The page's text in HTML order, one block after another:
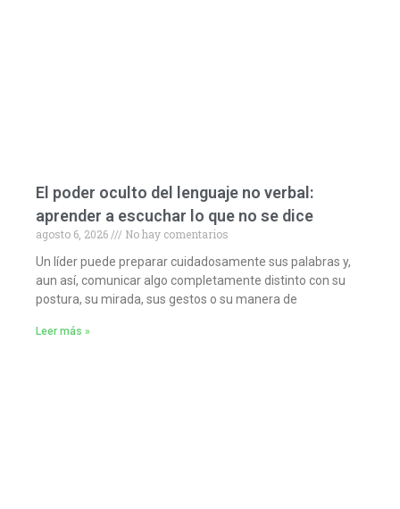
El poder oculto del lenguaje no verbal:
aprender a escuchar lo que no se dice
agosto 6, 2026
No hay comentarios
Un líder puede preparar cuidadosamente sus palabras y,
aun así, comunicar algo completamente distinto con su
postura, su mirada, sus gestos o su manera de
Leer más »